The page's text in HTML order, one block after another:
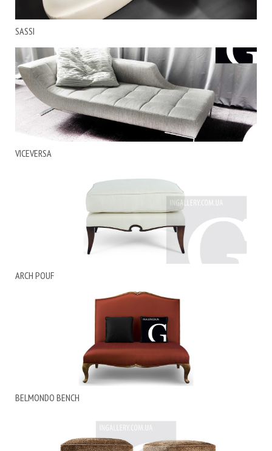
SASSI
VICEVERSA
ARCH POUF
BELMONDO BENCH